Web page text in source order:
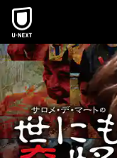
本文へスキップ